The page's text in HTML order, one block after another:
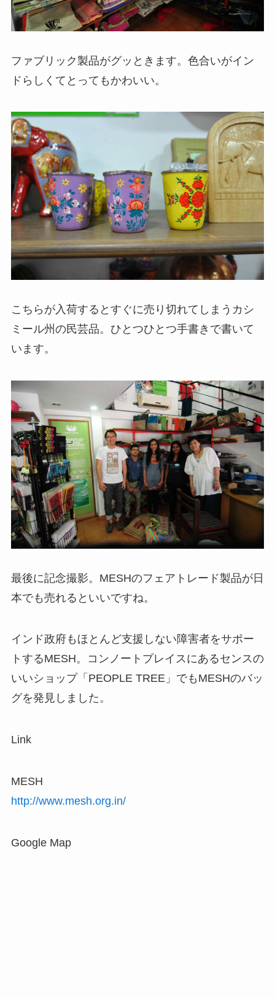
ファブリック製品がグッときます。色合いがイン
ドらしくてとってもかわいい。
こちらが入荷するとすぐに売り切れてしまうカシ
ミール州の民芸品。ひとつひとつ手書きで書いて
います。
最後に記念撮影。MESHのフェアトレード製品が日
本でも売れるといいですね。
インド政府もほとんど支援しない障害者をサポー
トするMESH。コンノートプレイスにあるセンスの
いいショップ「PEOPLE TREE」でもMESHのバッ
グを発見しました。
Link
MESH
http://www.mesh.org.in/
Google Map